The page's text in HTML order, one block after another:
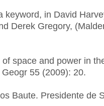
keyword, in David
Derek Gregory,
space and power in
55 (2009): 20.
Baute. Presidente de